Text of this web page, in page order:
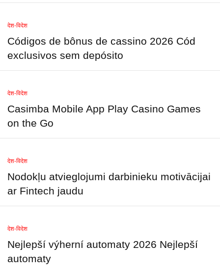
देश-विदेश
Códigos de bônus de cassino 2026 Cód
exclusivos sem depósito
देश-विदेश
Casimba Mobile App Play Casino Games
on the Go
देश-विदेश
Nodokļu atvieglojumi darbinieku motivācijai
ar Fintech jaudu
देश-विदेश
Nejlepší výherní automaty 2026 Nejlepší
automaty